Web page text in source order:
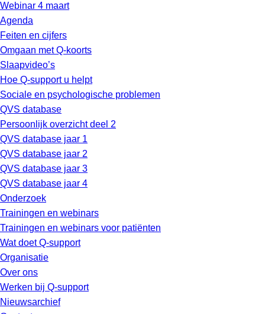
Webinar 4 maart
Agenda
Feiten en cijfers
Omgaan met Q-koorts
Slaapvideo’s
Hoe Q-support u helpt
Sociale en psychologische problemen
QVS database
Persoonlijk overzicht deel 2
QVS database jaar 1
QVS database jaar 2
QVS database jaar 3
QVS database jaar 4
Onderzoek
Trainingen en webinars
Trainingen en webinars voor patiënten
Wat doet Q-support
Organisatie
Over ons
Werken bij Q-support
Nieuwsarchief